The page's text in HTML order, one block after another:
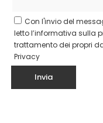
Con l'invio del
letto l’informativa sulla
trattamento dei propri
Privacy